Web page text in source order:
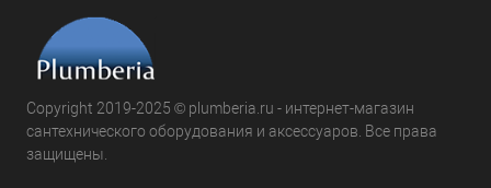
Copyright 2019-2025 © plumberia.ru - интернет-магазин
сантехнического оборудования и аксессуаров. Все права
защищены.